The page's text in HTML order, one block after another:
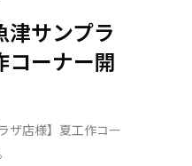
津サンプラ
コーナー開
ザ店様】夏工作コー